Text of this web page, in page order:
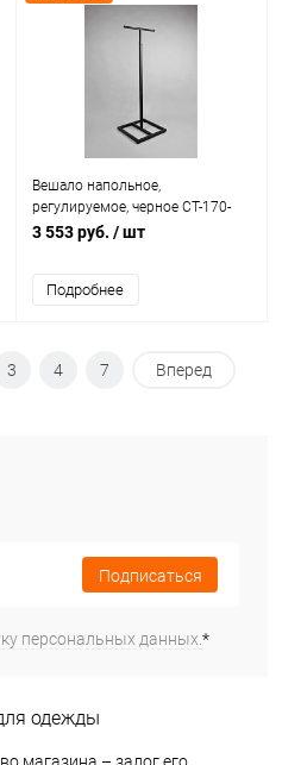
Вешало напольное,
регулируемое, черное СТ-170-
Л(черн)
3 553 руб. / шт
Подробнее
3 4 7 Вперед
Подписаться
персональных данных.*
одежды